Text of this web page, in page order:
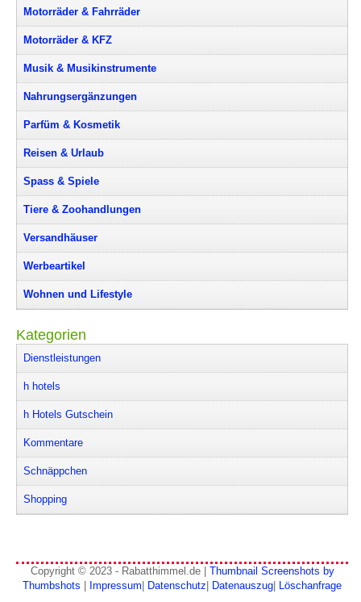
Motorräder & Fahrräder
Motorräder & KFZ
Musik & Musikinstrumente
Nahrungsergänzungen
Parfüm & Kosmetik
Reisen & Urlaub
Spass & Spiele
Tiere & Zoohandlungen
Versandhäuser
Werbeartikel
Wohnen und Lifestyle
Kategorien
Dienstleistungen
h hotels
h Hotels Gutschein
Kommentare
Schnäppchen
Shopping
Copyright © 2023 - Rabatthimmel.de | Thumbnail Screenshots by
Thumbshots
Impressum Datenschutz Datenauszug Löschanfrage